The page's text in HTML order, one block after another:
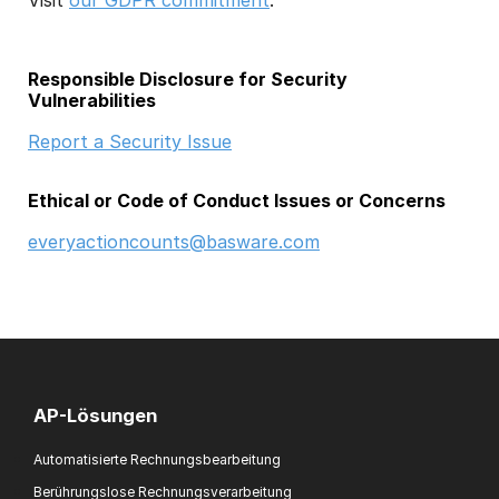
Responsible Disclosure for Security
Vulnerabilities
Report a Security Issue
Ethical or Code of Conduct Issues or Concerns
everyactioncounts@basware.com
AP-Lösungen
Automatisierte Rechnungsbearbeitung
Berührungslose Rechnungsverarbeitung